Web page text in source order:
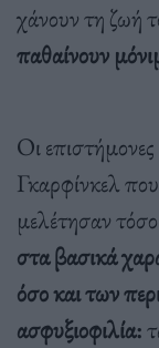
χάνουν τη ζωή
παθαίνουν
Οι
Γκαρφίνκελ
μελέτησαν
στα βασικά
όσο και των
ασφυξιοφιλία: